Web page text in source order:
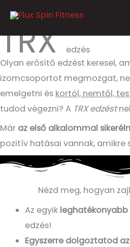
content
TRXedzés
Olyan erősítő edzést keresel,
izomcsoportot megmozgat,
emelgetni és kortól, nemtől,
tudod végezni? A TRX edzést
Már az első alkalommal
pozitív hatásai vannak,
Nézd meg, hogyan
Az egyik leghatékonyabb
edzés!
Egyszerre dolgoztatod